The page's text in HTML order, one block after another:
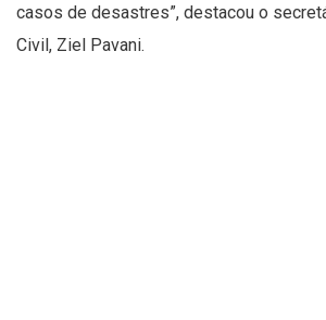
casos de desastres”, destacou o
Civil, Ziel Pavani.